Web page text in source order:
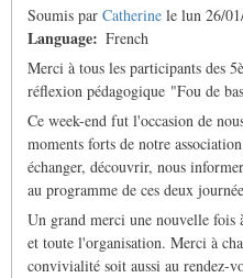
Soumis par Catherine le lun 26/
Language
French
Merci à tous les participants des
réflexion pédagogique "Fou de
Ce week-end fut l'occasion de
moments forts de notre
échanger, découvrir, nous
au programme de ces deux
Un grand merci une nouvelle
et toute l'organisation. Merci à
convivialité soit aussi au rendez-